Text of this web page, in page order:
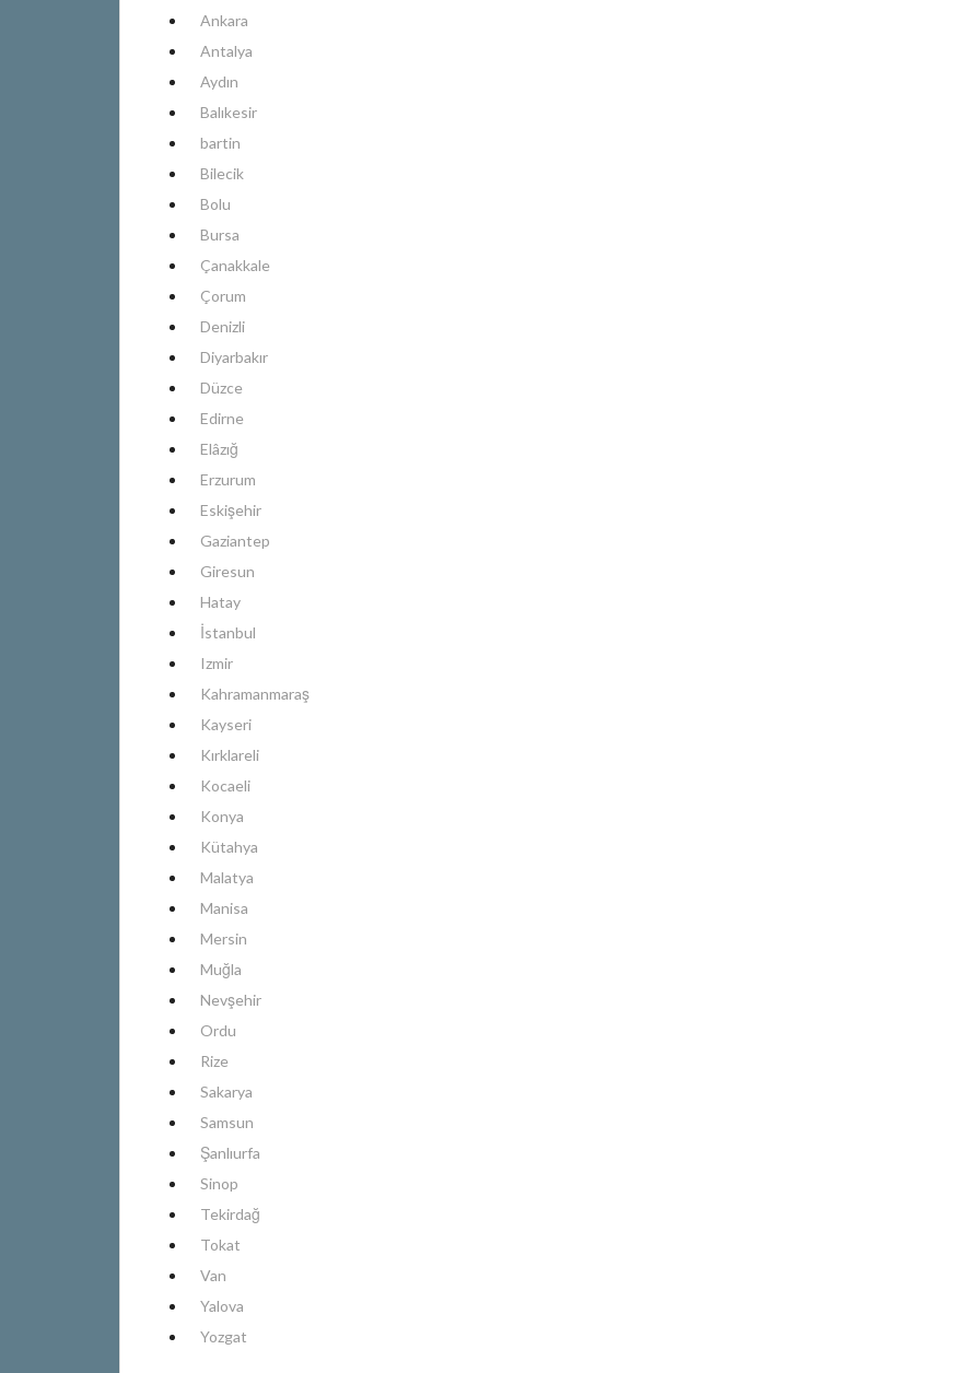
Ankara
Antalya
Aydın
Balıkesir
bartin
Bilecik
Bolu
Bursa
Çanakkale
Çorum
Denizli
Diyarbakır
Düzce
Edirne
Elâzığ
Erzurum
Eskişehir
Gaziantep
Giresun
Hatay
İstanbul
Izmir
Kahramanmaraş
Kayseri
Kırklareli
Kocaeli
Konya
Kütahya
Malatya
Manisa
Mersin
Muğla
Nevşehir
Ordu
Rize
Sakarya
Samsun
Şanlıurfa
Sinop
Tekirdağ
Tokat
Van
Yalova
Yozgat